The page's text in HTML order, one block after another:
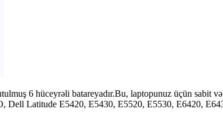
6 hüceyrəli batareyadır.Bu, laptopunuz üçün sabit
Dell Latitude E5420, E5430, E5520, E5530, E6420,